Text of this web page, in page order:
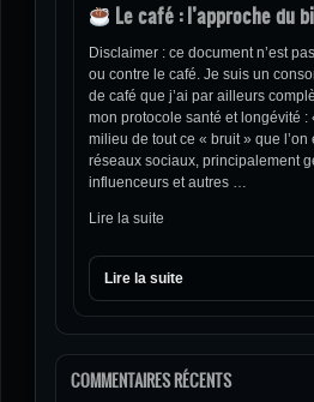
Le café : l’approche du
Disclaimer : ce document n’est
ou contre le café. Je suis un
de café que j’ai par ailleurs
mon protocole santé et longévité :
milieu de tout ce « bruit » que l’on
réseaux sociaux, principalement
influenceurs et autres …
Lire la suite
Lire la suite
COMMENTAIRES RÉCENTS